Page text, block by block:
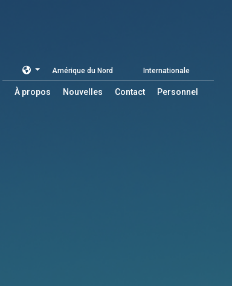
À propos Nouvelles Contact Personnel
Amérique du Nord Internationale